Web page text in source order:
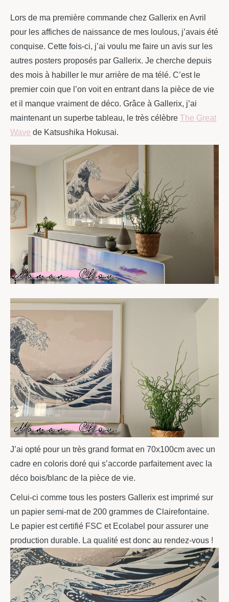
Lors de ma première commande chez Gallerix en Avril
pour les affiches de naissance de mes loulous, j’avais été
conquise. Cette fois-ci, j’ai voulu me faire un avis sur les
autres posters proposés par Gallerix. Je cherche depuis
des mois à habiller le mur arrière de ma télé. C’est le
premier coin que l’on voit en entrant dans la pièce de vie
et il manque vraiment de déco. Grâce à Gallerix, j’ai
maintenant un superbe tableau, le très célèbre The Great
Wave de Katsushika Hokusai.
J’ai opté pour un très grand format en 70x100cm avec un
cadre en coloris doré qui s’accorde parfaitement avec la
déco bois/blanc de la pièce de vie.
Celui-ci comme tous les posters Gallerix est imprimé sur
un papier semi-mat de 200 grammes de Clairefontaine.
Le papier est certifié FSC et Ecolabel pour assurer une
production durable. La qualité est donc au rendez-vous !